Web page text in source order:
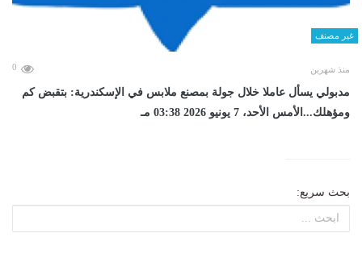
غير مصنف
منذ شهرين 0
مدبولي يسأل عاملا خلال جولة بمصنع ملابس في الإسكندرية: بتقبض كم
ومؤهلك...الأمس الأحد، 7 يونيو 2026 03:38 مـ
بحث سريع: